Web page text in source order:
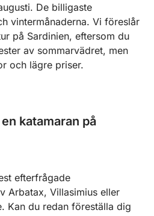
De billigaste
vintermånaderna. Vi föreslår
på Sardinien, eftersom du
av sommarvädret, men
och lägre priser.
katamaran på
efterfrågade
Arbatax, Villasimius eller
Kan du redan föreställa dig